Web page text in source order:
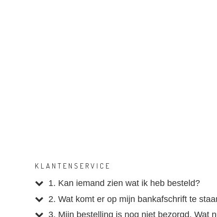
KLANTENSERVICE
1. Kan iemand zien wat ik heb besteld?
2. Wat komt er op mijn bankafschrift te
3. Mijn bestelling is nog niet bezorgd. Wat